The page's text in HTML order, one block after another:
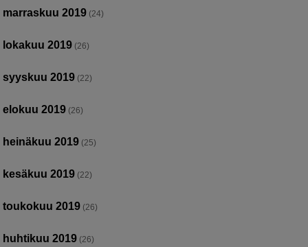
marraskuu 2019 (24)
lokakuu 2019 (26)
syyskuu 2019 (22)
elokuu 2019 (26)
heinäkuu 2019 (25)
kesäkuu 2019 (22)
toukokuu 2019 (26)
huhtikuu 2019 (26)